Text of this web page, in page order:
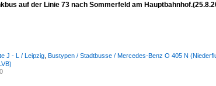
auf der Linie 73 nach Sommerfeld am
J - L / Leipzig Bustypen / Stadtbusse / Mercedes-Benz O 405 N